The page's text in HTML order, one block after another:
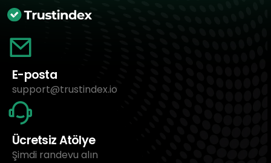
E-posta
support@trustindex.io
Ücretsiz Atölye
Şimdi randevu alın